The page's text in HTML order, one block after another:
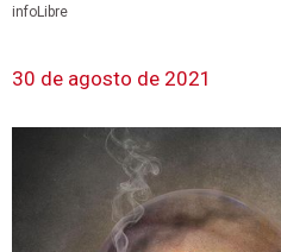
infoLibre
30 de agosto de 2021